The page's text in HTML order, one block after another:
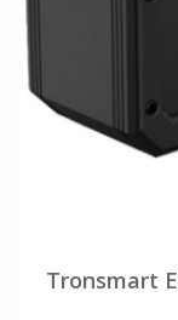
Tronsmart